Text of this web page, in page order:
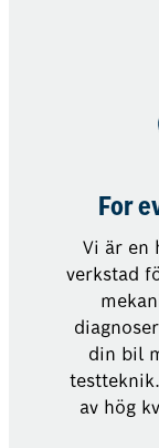
For
Vi är en
verkstad
din bil
av hög